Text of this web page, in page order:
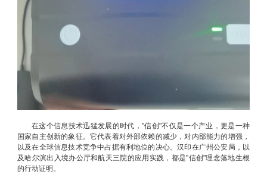
在这个信息技术迅猛发展的时代，"信创"不仅是一个产业，更是一种
国家自主创新的象征。它代表着对外部依赖的减少，对内部能力的增强，
以及在全球信息技术竞争中占据有利地位的决心。汉印在广州公安局，以
及哈尔滨出入境办公厅和航天三院的应用实践，都是"信创"理念落地生根
的行动证明。